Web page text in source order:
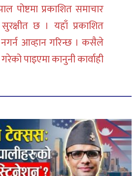
पोष्टमा प्रकाशित समाचार
छ । यहाँ प्रकाशित
आव्हान गरिन्छ । कसैले
पाइएमा कानुनी कार्वाही